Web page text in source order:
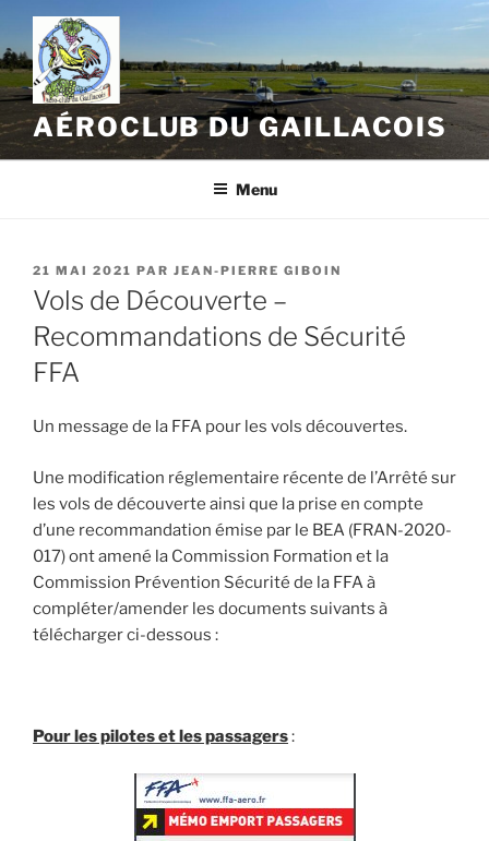
Aller
contenu
principal
AÉROCLUB DU GAILLACOIS
Menu
PUBLIÉ
LE
21 MAI 2021 PAR JEAN-PIERRE GIBOIN
Vols de Découverte –
Recommandations de Sécurité
FFA
Un message de la FFA pour les vols découvertes.
Une modification réglementaire récente de l’Arrêté sur
les vols de découverte ainsi que la prise en compte
d’une recommandation émise par le BEA (FRAN-2020-
017) ont amené la Commission Formation et la
Commission Prévention Sécurité de la FFA à
compléter/amender les documents suivants à
télécharger ci-dessous :
Pour les pilotes et les passagers: